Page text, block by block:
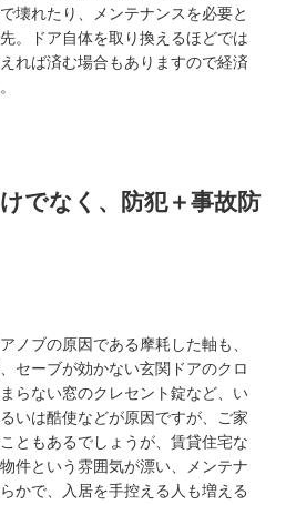
壊れたり、メンテナンスを必要と
。ドア自体を取り換えるほどでは
れば済む場合もありますので経済
でなく、防犯＋事故防
ノブの原因である摩耗した軸も、
セーブが効かない玄関ドアのクロ
らない窓のクレセント錠など、い
いは酷使などが原因ですが、ご家
ともあるでしょうが、賃貸住宅な
件という雰囲気が漂い、メンテナ
かで、入居を手控える人も増える